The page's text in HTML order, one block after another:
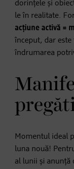
dorințele și
le în realitate.
acțiune activă =
început, dar este
îndrumarea
Momentul ideal
luna nouă!
al lunii și anunță